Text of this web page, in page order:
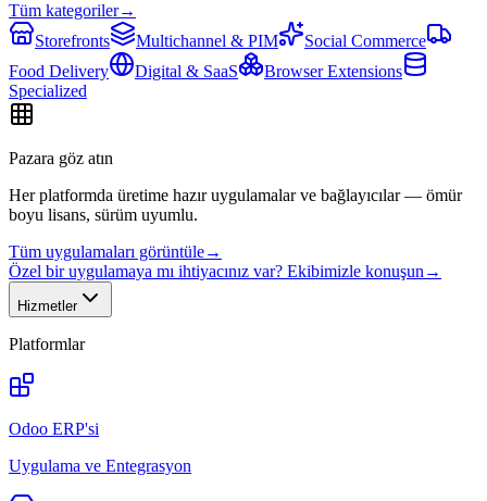
Tüm kategoriler→
Storefronts
Multichannel & PIM
Social Commerce
Food Delivery
Digital & SaaS
Browser Extensions
Specialized
Pazara göz atın
Her platformda üretime hazır uygulamalar ve bağlayıcılar — ömür
boyu lisans, sürüm uyumlu.
Tüm uygulamaları görüntüle→
Özel bir uygulamaya mı ihtiyacınız var? Ekibimizle konuşun →
Hizmetler
Platformlar
Odoo ERP'si
Uygulama ve Entegrasyon